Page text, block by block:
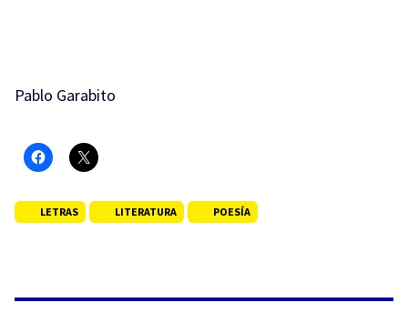
Pablo Garabito
LETRAS LITERATURA POESÍA